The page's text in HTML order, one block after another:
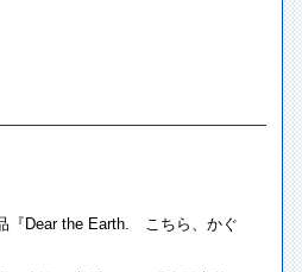
『Dear the Earth. こちら、かぐ